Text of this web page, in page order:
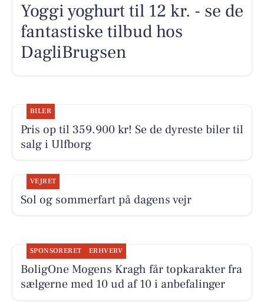
Yoggi yoghurt til 12 kr. - se de
fantastiske tilbud hos
DagliBrugsen
BILER
Pris op til 359.900 kr! Se de dyreste biler til
salg i Ulfborg
VEJRET
Sol og sommerfart på dagens vejr
SPONSORERET ERHVERV
BoligOne Mogens Kragh får topkarakter fra
sælgerne med 10 ud af 10 i anbefalinger